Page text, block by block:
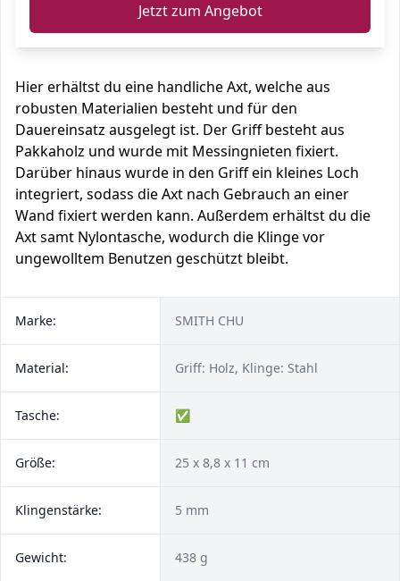
Jetzt zum Angebot
Hier erhältst du eine handliche Axt, welche aus
robusten Materialien besteht und für den
Dauereinsatz ausgelegt ist. Der Griff besteht aus
Pakkaholz und wurde mit Messingnieten fixiert.
Darüber hinaus wurde in den Griff ein kleines Loch
integriert, sodass die Axt nach Gebrauch an einer
Wand fixiert werden kann. Außerdem erhältst du die
Axt samt Nylontasche, wodurch die Klinge vor
ungewolltem Benutzen geschützt bleibt.
Marke: SMITH CHU
Material: Griff: Holz, Klinge: Stahl
Tasche: ✅
Größe: 25 x 8,8 x 11 cm
Klingenstärke: 5 mm
Gewicht: 438 g